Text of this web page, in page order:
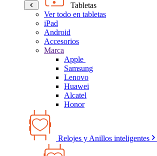
Tabletas
Ver todo en tabletas
iPad
Android
Accesorios
Marca
Apple
Samsung
Lenovo
Huawei
Alcatel
Honor
Relojes y Anillos inteligentes